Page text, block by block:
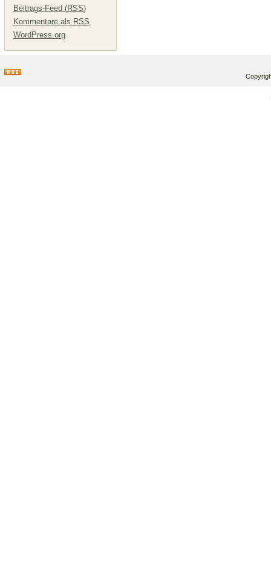
Beitrags-Feed (RSS)
Kommentare als RSS
WordPress.org